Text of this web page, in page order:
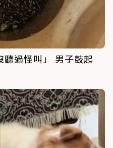
過怪叫」 男子鼓起